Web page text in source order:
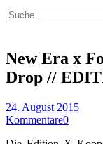
Suche
New Era x
Drop //
24. August 2015
Kommentare0